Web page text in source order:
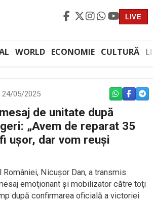
LIVE
WORLD ECONOMIE CULTURĂ
24/05/2025 WHATSAPP
de unitate după
„Avem de reparat 35
uşor, dar vom reuşi
Nicuşor Dan, a transmis
emoţionant şi mobilizator către toţi
după confirmarea oficială a victoriei